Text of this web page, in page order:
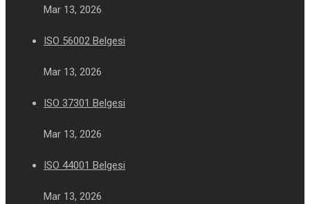
Mar 13, 2026
ISO 56002 Belgesi
Mar 13, 2026
ISO 37301 Belgesi
Mar 13, 2026
ISO 44001 Belgesi
Mar 13, 2026